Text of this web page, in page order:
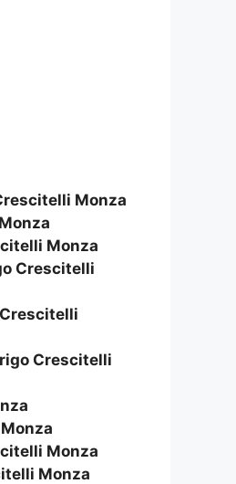
Monza
Monza
Crescitelli
Crescitelli
Monza
Monza